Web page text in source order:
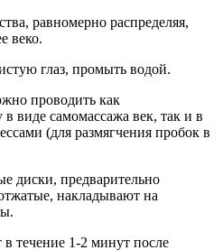
равномерно распределяя,
веко.
глаз, промыть водой.
проводить как
виде самомассажа век, так и в
(для размягчения пробок в
диски, предварительно
накладывают на
течение 1-2 минут после